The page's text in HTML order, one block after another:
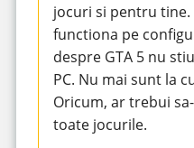
jocuri si pentru tine.
functiona pe
despre GTA 5 nu
PC. Nu mai sunt la
Oricum, ar trebui
toate jocurile.